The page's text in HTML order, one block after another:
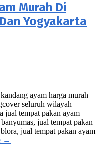
Murah Di
Yogyakarta
ayam harga murah
seluruh wilayah
jual tempat pakan ayam
jual tempat pakan
jual tempat pakan ayam
→